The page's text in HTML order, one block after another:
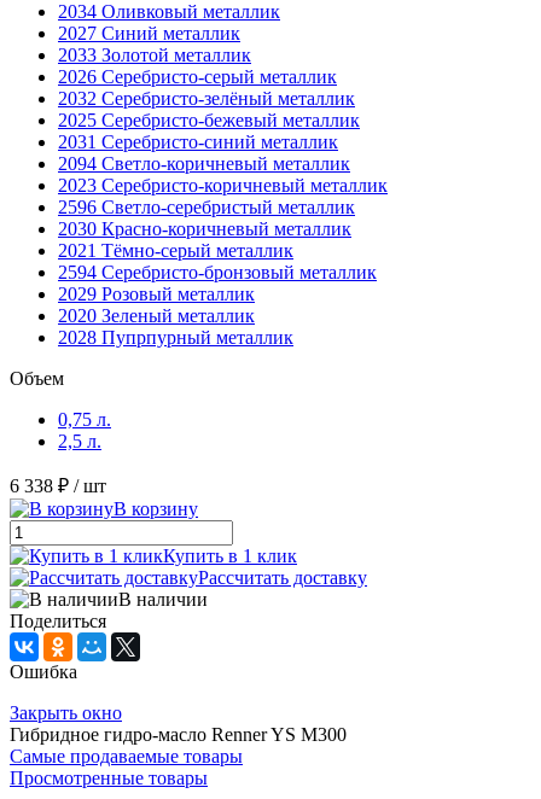
2034 Оливковый металлик
2027 Синий металлик
2033 Золотой металлик
2026 Серебристо-серый металлик
2032 Серебристо-зелёный металлик
2025 Серебристо-бежевый металлик
2031 Серебристо-синий металлик
2094 Светло-коричневый металлик
2023 Серебристо-коричневый металлик
2596 Светло-серебристый металлик
2030 Красно-коричневый металлик
2021 Тёмно-серый металлик
2594 Серебристо-бронзовый металлик
2029 Розовый металлик
2020 Зеленый металлик
2028 Пупрпурный металлик
Объем
0,75 л.
2,5 л.
6 338 ₽ / шт
В корзину
Купить в 1 клик
Рассчитать доставку
В наличии
Поделиться
Ошибка
Закрыть окно
Гибридное гидро-масло Renner YS M300
Самые продаваемые товары
Просмотренные товары